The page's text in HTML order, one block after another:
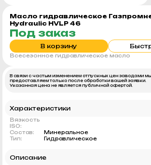
Масло гидравлическое
Hydraulic HVLP 46
Под заказ
В корзину
Всесезонное гидравлическое масло
В связи с частым изменением отпускных цен заводами
предоставляем только после обработки вашей заявки.
Указанная цена не является публичной офертой.
Характеристики
Вязкость
ISO:
Состав:
Минеральное
Тип:
Гидравлическое
Описание